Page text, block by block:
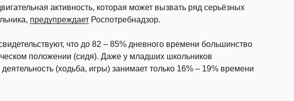
активность, которая может вызвать ряд серьёзных
предупреждает Роспотребнадзор.
что до 82 – 85% дневного времени большинство
положении (сидя). Даже у младших школьников
(ходьба, игры) занимает только 16% – 19% времени